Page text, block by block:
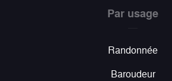
Par usage
Randonnée
Baroudeur